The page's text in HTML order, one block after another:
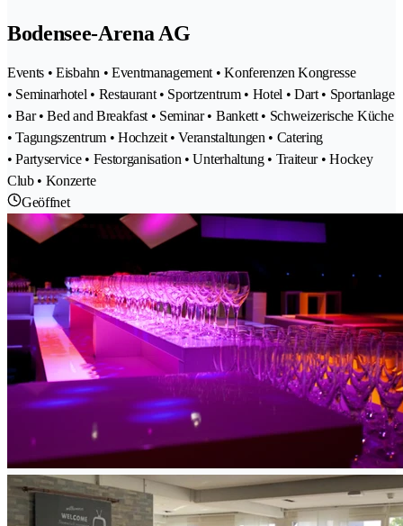
Bodensee-Arena AG
Events • Eisbahn • Eventmanagement • Konferenzen Kongresse
• Seminarhotel • Restaurant • Sportzentrum • Hotel • Dart • Sportanlage
• Bar • Bed and Breakfast • Seminar • Bankett • Schweizerische Küche
• Tagungszentrum • Hochzeit • Veranstaltungen • Catering
• Partyservice • Festorganisation • Unterhaltung • Traiteur • Hockey
Club • Konzerte
Geöffnet